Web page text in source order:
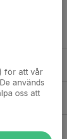
för att vår
används
oss att